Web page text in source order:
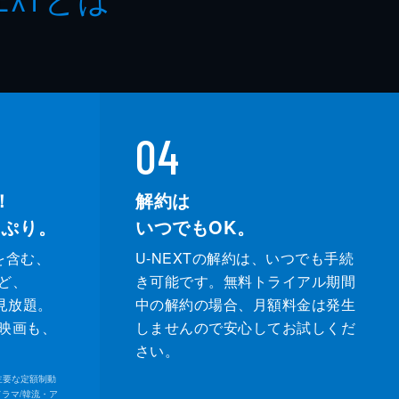
！
り。
む、
題。
も、
な定額制動
マ/韓流・ア
04
解約は
いつでもOK。
U-NEXTの解約は、いつでも手続
き可能です。無料トライアル期間
中の解約の場合、月額料金は発生
しませんので安心してお試しくだ
さい。